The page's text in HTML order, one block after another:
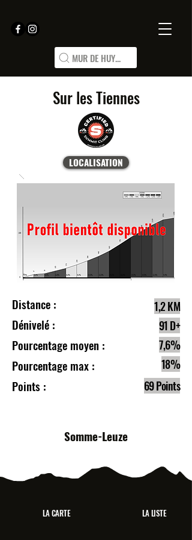
MUR DE HUY...
Sur les Tiennes
LOCALISATION
Distance :
Dénivelé :
Pourcentage moyen :
Pourcentage max :
Points :
1,2 KM
91 D+
7,6%
18%
69 Points
Somme-Leuze
LA CARTE LA LISTE